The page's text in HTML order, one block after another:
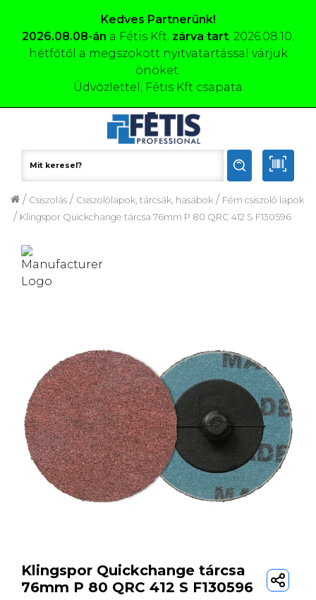
Kedves Partnerünk!
2026.08.08-án a Fétis Kft. zárva tart. 2026.08.10.
hétfőtől a megszokott nyitvatartással várjuk
önöket.
Üdvözlettel, Fétis Kft csapata
Klingspor Quickchange tárcsa 76mm P 80 QRC 412 S F130596
/
Fém csiszoló lapok
/
Csiszolólapok, tárcsák, hasábok
/
Csiszolás
/
Klingspor Quickchange tárcsa
76mm P 80 QRC 412 S F130596